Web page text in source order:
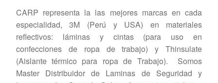
CARP representa la las mejores marcas en cada
especialidad, 3M (Perú y USA) en materiales
reflectivos: láminas y cintas (para uso en
confecciones de ropa de trabajo) y Thinsulate
(Aislante térmico para ropa de Trabajo). Somos
Master Distribuidor de Laminas de Seguridad y